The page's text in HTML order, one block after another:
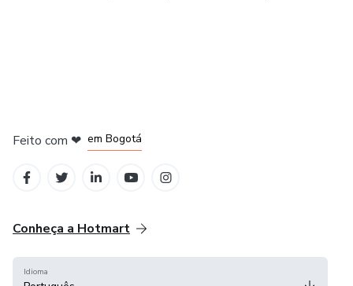
Feito com ❤ em Bogotá
Conheça a Hotmart
Idioma